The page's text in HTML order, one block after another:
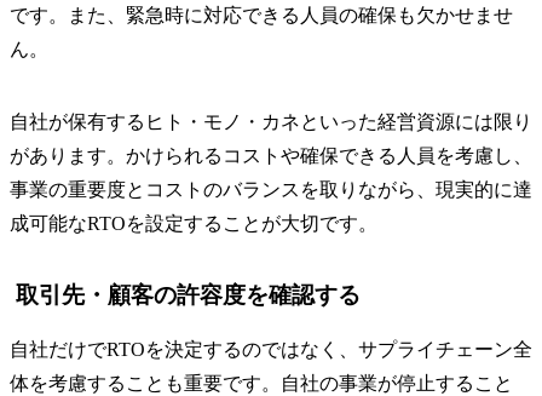
です。また、緊急時に対応できる人員の確保も欠かせませ
ん。
自社が保有するヒト・モノ・カネといった経営資源には限り
があります。かけられるコストや確保できる人員を考慮し、
事業の重要度とコストのバランスを取りながら、現実的に達
成可能なRTOを設定することが大切です。
取引先・顧客の許容度を確認する
自社だけでRTOを決定するのではなく、サプライチェーン全
体を考慮することも重要です。自社の事業が停止すること